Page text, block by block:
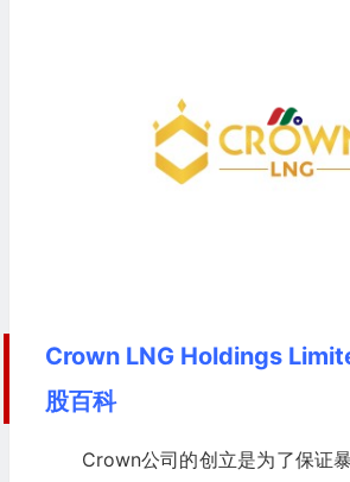
Crown LNG Holdings
股百科
Crown公司的创立是为了保证